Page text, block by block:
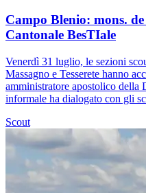
Campo Blenio: mons.
Cantonale BesTIale
Venerdì 31 luglio, le sezioni
Massagno e Tesserete hanno
amministratore apostolico della
informale ha dialogato con gli
Scout